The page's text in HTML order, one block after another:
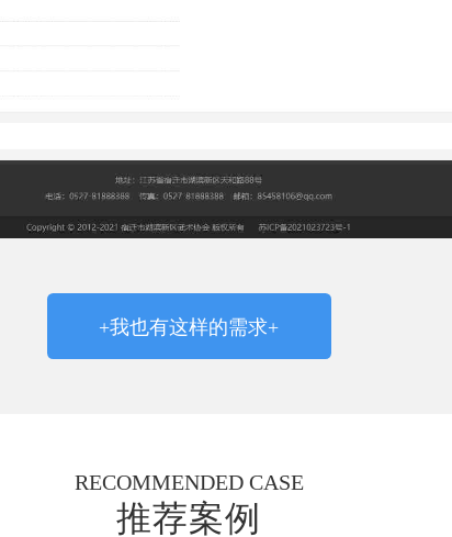
+我也有这样的需求+
RECOMMENDED CASE
推荐案例